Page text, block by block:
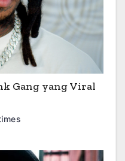
Gang yang Viral